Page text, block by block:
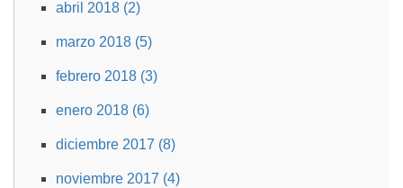
abril 2018 (2)
marzo 2018 (5)
febrero 2018 (3)
enero 2018 (6)
diciembre 2017 (8)
noviembre 2017 (4)